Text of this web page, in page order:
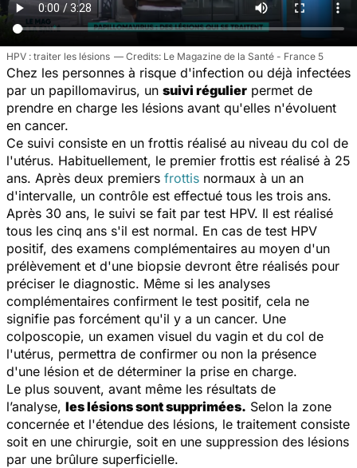
HPV : traiter les lésions Le Magazine de la Santé - France 5
Chez les personnes à risque d'infection ou déjà infectées
par un papillomavirus, un suivi régulier permet de
prendre en charge les lésions avant qu'elles n'évoluent
en cancer.
Ce suivi consiste en un frottis réalisé au niveau du col de
l'utérus. Habituellement, le premier frottis est réalisé à 25
ans. Après deux premiers frottis normaux à un an
d'intervalle, un contrôle est effectué tous les trois ans.
Après 30 ans, le suivi se fait par test HPV. Il est réalisé
tous les cinq ans s'il est normal. En cas de test HPV
positif, des examens complémentaires au moyen d'un
prélèvement et d'une biopsie devront être réalisés pour
préciser le diagnostic. Même si les analyses
complémentaires confirment le test positif, cela ne
signifie pas forcément qu'il y a un cancer. Une
colposcopie, un examen visuel du vagin et du col de
l'utérus, permettra de confirmer ou non la présence
d'une lésion et de déterminer la prise en charge.
Le plus souvent, avant même les résultats de
l’analyse, les lésions sont supprimées. Selon la zone
concernée et l'étendue des lésions, le traitement consiste
soit en une chirurgie, soit en une suppression des lésions
par une brûlure superficielle.